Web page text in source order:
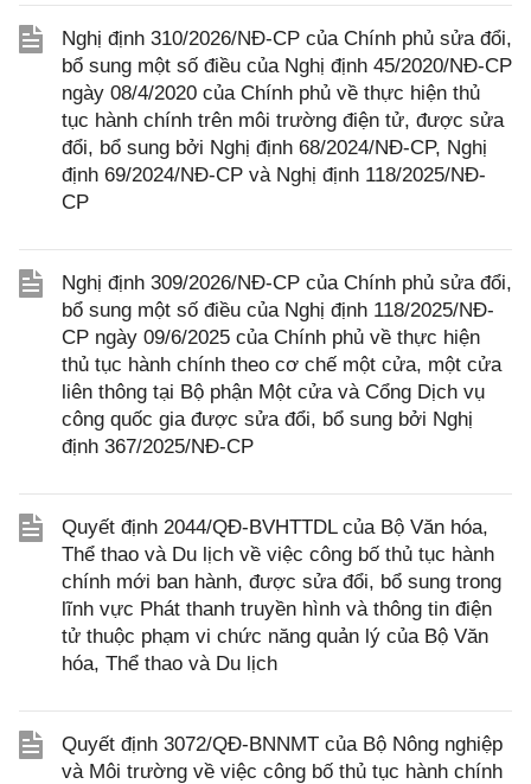
Nghị định 310/2026/NĐ-CP của Chính phủ sửa đổi,
bổ sung một số điều của Nghị định 45/2020/NĐ-CP
ngày 08/4/2020 của Chính phủ về thực hiện thủ
tục hành chính trên môi trường điện tử, được sửa
đổi, bổ sung bởi Nghị định 68/2024/NĐ-CP, Nghị
định 69/2024/NĐ-CP và Nghị định 118/2025/NĐ-
CP
Nghị định 309/2026/NĐ-CP của Chính phủ sửa đổi,
bổ sung một số điều của Nghị định 118/2025/NĐ-
CP ngày 09/6/2025 của Chính phủ về thực hiện
thủ tục hành chính theo cơ chế một cửa, một cửa
liên thông tại Bộ phận Một cửa và Cổng Dịch vụ
công quốc gia được sửa đổi, bổ sung bởi Nghị
định 367/2025/NĐ-CP
Quyết định 2044/QĐ-BVHTTDL của Bộ Văn hóa,
Thể thao và Du lịch về việc công bố thủ tục hành
chính mới ban hành, được sửa đổi, bổ sung trong
lĩnh vực Phát thanh truyền hình và thông tin điện
tử thuộc phạm vi chức năng quản lý của Bộ Văn
hóa, Thể thao và Du lịch
Quyết định 3072/QĐ-BNNMT của Bộ Nông nghiệp
và Môi trường về việc công bố thủ tục hành chính